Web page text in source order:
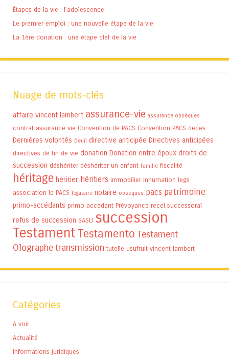
Étapes de la vie : l’adolescence
Le premier emploi : une nouvelle étape de la vie
La 1ère donation : une étape clef de la vie
Nuage de mots-clés
affaire vincent lambert assurance-vie assurance obsèques
contrat assurance vie Convention de PACS Convention PACS deces
Dernières volontés Deuil directive anticipée Directives anticipées
directives de fin de vie donation Donation entre époux droits de
succession déshériter déshériter un enfant Famille fiscalité
héritage héritier héritiers immobilier inhumation legs
association le PACS légataire notaire obsèques pacs patrimoine
primo-accédants primo accedant Prévoyance recel successoral
refus de succession SASU succession
Testament Testamento Testament
Olographetransmission tutelle usufruit vincent lambert
Catégories
A voir
Actualité
Informations juridiques